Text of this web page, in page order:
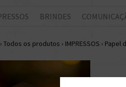
BRINDES
› Todos os produtos › IMPRESSOS › Papel